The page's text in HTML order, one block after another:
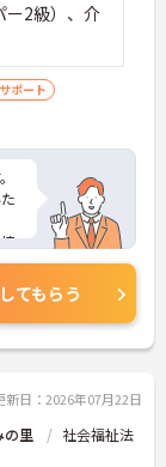
2級）、介
ポート
てもらう
新日：2026年07月22日
の里
社会福祉法